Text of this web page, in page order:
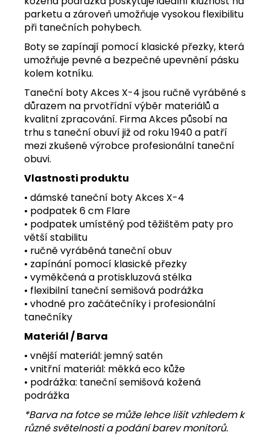
parketu a zároveň umožňuje vysokou flexibilitu
při tanečních pohybech.
Boty se zapínají pomocí klasické přezky, která
umožňuje pevné a bezpečné upevnění pásku
kolem kotníku.
Taneční boty Akces X-4 jsou ručně vyráběné s
důrazem na prvotřídní výběr materiálů a
kvalitní zpracování. Firma Akces působí na
trhu s taneční obuví již od roku 1940 a patří
mezi zkušené výrobce profesionální taneční
obuvi.
Vlastnosti produktu
• dámské taneční boty Akces X-4
• podpatek 6 cm Flare
• podpatek umístěný pod těžištěm paty pro
větší stabilitu
• ručně vyráběná taneční obuv
• zapínání pomocí klasické přezky
• vyměkčená a protiskluzová stélka
• flexibilní taneční semišová podrážka
• vhodné pro začátečníky i profesionální
tanečníky
Materiál / Barva
• vnější materiál: jemný satén
• vnitřní materiál: měkká eco kůže
• podrážka: taneční semišová kožená
podrážka
*Barva na fotce se může lehce lišit vzhledem k
různé světelnosti a podání barev monitorů.